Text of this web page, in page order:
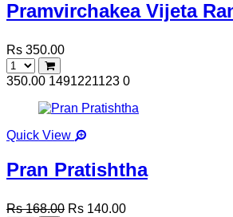
Pramvirchakea Vijeta
Rs 350.00
350.00 1491221123 0
Quick View
Pran Pratishtha
Rs 168.00 Rs 140.00